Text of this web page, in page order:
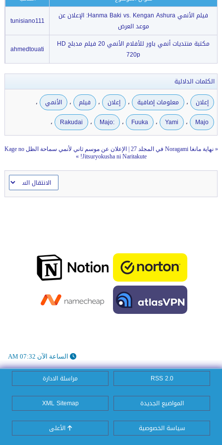
فيلم الأنمي Hanma Baki vs. Kengan Ashura: الإعلان عن
موعد العرض
tunisiano111
مكتبة منتديات أنمي باور للأفلام الأنمي 20 فيلم مدبلج HD
720p
ahmedtouati
الكلمات الدلالية
إعلان
، معلومات إضافية ، إعلان ، فيلم ، الأنمي ،
Rakudai ، Majo: ، Fuuka ، Yami ، Majo ،
«نهاية مانغا Noragami في المجلد 27
الإعلان عن موسم ثاني لأنمي سماحة الظل Kage no
Jitsuryokusha ni Naritakute!
»
الساعة الآن 07:32 AM
RSS 2.0 مراسلة الادارة
المواضيع الجديدة XML Sitemap
سياسة الخصوصية الأعلى